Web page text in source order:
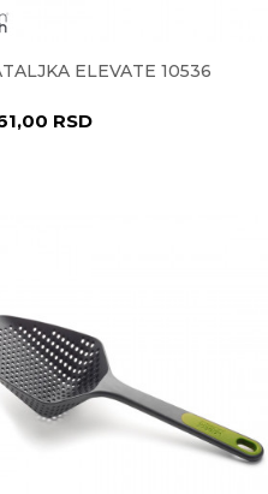
ELEVATE 10536
RSD